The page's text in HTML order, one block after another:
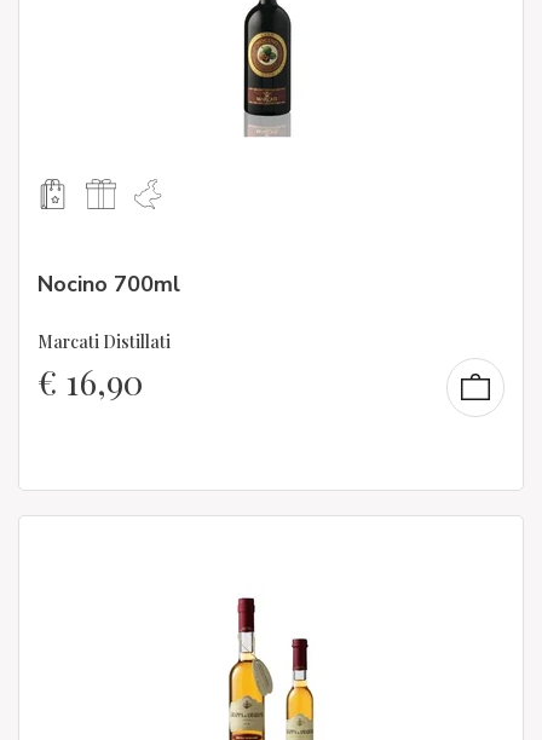
Nocino 700ml
Marcati Distillati
€ 16,90